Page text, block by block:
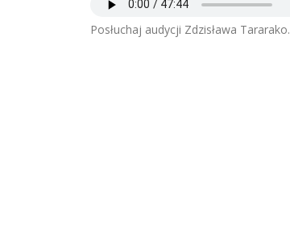
Posłuchaj audycji Zdzisława Tararako.